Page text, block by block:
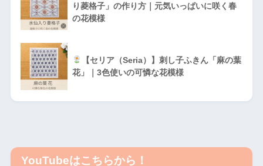
り菱格子」の作り方｜元気いっぱいに咲く春
の花模様
【セリア（Seria）】刺し子ふきん「麻の葉
花」｜3色使いの可憐な花模様
YouTubeはこちらから！